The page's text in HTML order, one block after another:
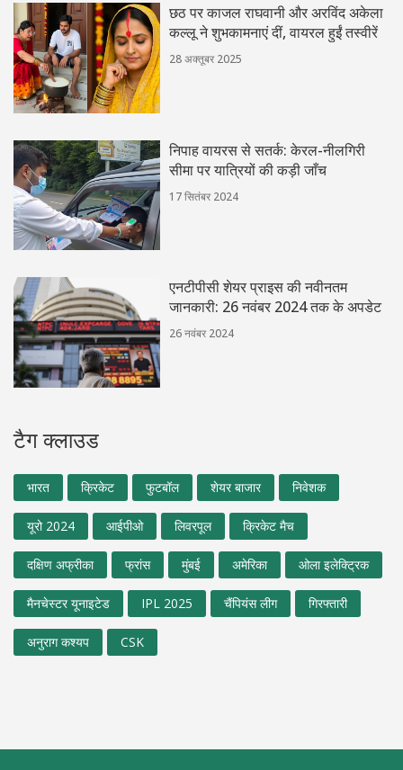
छठ पर काजल राघवानी और अरविंद अकेला
कल्लू ने शुभकामनाएं दीं, वायरल हुईं तस्वीरें
28 अक्तूबर 2025
निपाह वायरस से सतर्क: केरल-नीलगिरी
सीमा पर यात्रियों की कड़ी जाँच
17 सितंबर 2024
एनटीपीसी शेयर प्राइस की नवीनतम
जानकारी: 26 नवंबर 2024 तक के अपडेट
26 नवंबर 2024
टैग क्लाउड
भारत क्रिकेट फुटबॉल शेयर बाजार निवेशक
यूरो 2024 आईपीओ लिवरपूल क्रिकेट मैच
दक्षिण अफ्रीका फ्रांस मुंबई अमेरिका ओला इलेक्ट्रिक
मैनचेस्टर यूनाइटेड IPL 2025 चैंपियंस लीग गिरफ्तारी
अनुराग कश्यप CSK